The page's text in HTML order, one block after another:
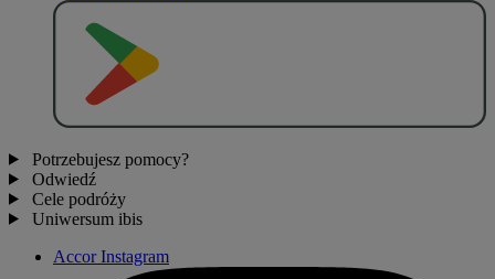
Potrzebujesz pomocy?
Odwiedź
Cele podróży
Uniwersum ibis
Accor Instagram